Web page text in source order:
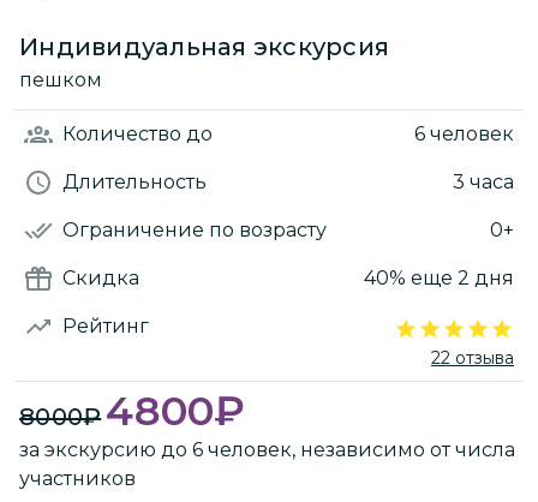
Индивидуальная экскурсия
пешком
Количество до 6 человек
Длительность 3 часа
Ограничение по возрасту 0+
Скидка 40% еще 2 дня
Рейтинг
22 отзыва
8000₽4800₽
за экскурсию до 6 человек, независимо от числа
участников